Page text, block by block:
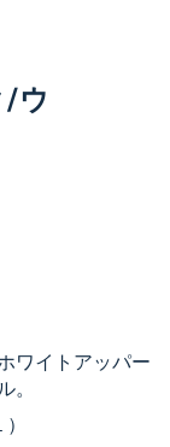
/ウ
ワイトアッパー
。